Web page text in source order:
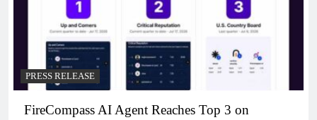
PRESS RELEASE
FireCompass AI Agent Reaches Top 3 on